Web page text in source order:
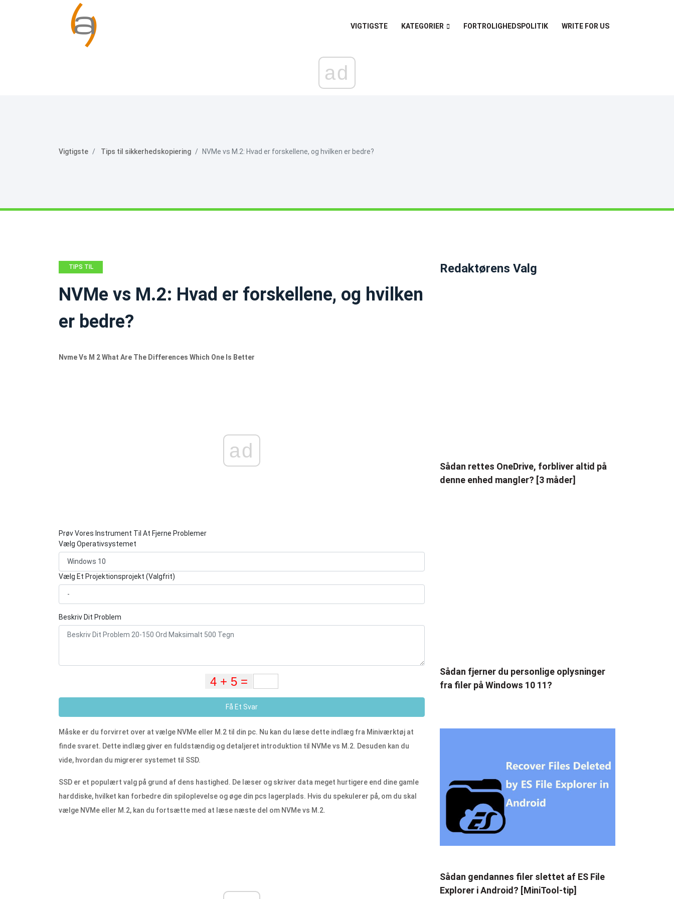
VIGTIGSTE KATEGORIER FORTROLIGHEDSPOLITIK WRITE FOR US
ad
Vigtigste Tips til sikkerhedskopiering NVMe vs M.2: Hvad er forskellene, og hvilken er bedre?
TIPS TIL
NVMe vs M.2: Hvad er forskellene, og hvilken
er bedre?
Nvme Vs M 2 What Are The Differences Which One Is Better
ad
Prøv Vores Instrument Til At Fjerne Problemer
Vælg Operativsystemet
Vælg Et Projektionsprojekt (Valgfrit)
Beskriv Dit Problem
Få Et Svar
Måske er du forvirret over at vælge NVMe eller M.2 til din pc. Nu kan du læse dette indlæg fra Miniværktøj at
finde svaret. Dette indlæg giver en fuldstændig og detaljeret introduktion til NVMe vs M.2. Desuden kan du
vide, hvordan du migrerer systemet til SSD.
SSD er et populært valg på grund af dens hastighed. De læser og skriver data meget hurtigere end dine gamle
harddiske, hvilket kan forbedre din spiloplevelse og øge din pcs lagerplads. Hvis du spekulerer på, om du skal
vælge NVMe eller M.2, kan du fortsætte med at læse næste del om NVMe vs M.2.
Redaktørens Valg
Sådan rettes OneDrive, forbliver altid på
denne enhed mangler? [3 måder]
Sådan fjerner du personlige oplysninger
fra filer på Windows 10 11?
Sådan gendannes filer slettet af ES File
Explorer i Android? [MiniTool-tip]